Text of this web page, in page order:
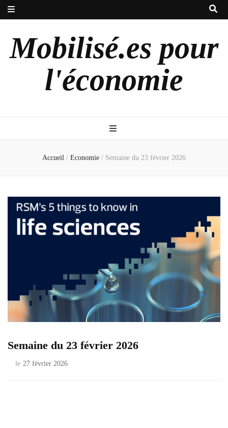
Mobilisé.es pour
l'économie
Accueil / Economie / Semaine du 23 février 2026
Semaine du 23 février 2026
le 27 février 2026